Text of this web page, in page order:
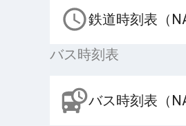
鉄道時刻表（
バス時刻表
バス時刻表（